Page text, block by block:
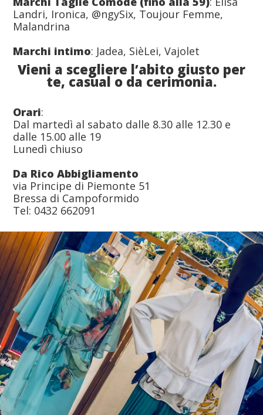
Landri, Ironica, @ngySix, Toujour Femme,
Malandrina
Marchi intimo: Jadea, SièLei, Vajolet
Vieni a scegliere l’abito giusto per
te, casual o da cerimonia.
Orari:
Dal martedì al sabato dalle 8.30 alle 12.30 e
dalle 15.00 alle 19
Lunedì chiuso
Da Rico Abbigliamento
via Principe di Piemonte 51
Bressa di Campoformido
Tel: 0432 662091